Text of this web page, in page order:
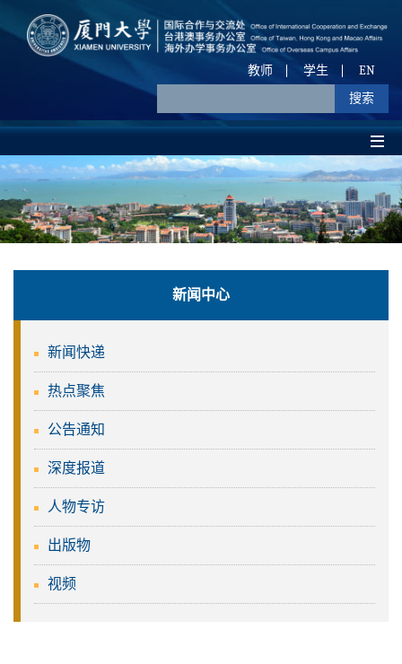
教师 学生 EN
新闻中心
新闻快递
热点聚焦
公告通知
深度报道
人物专访
出版物
视频